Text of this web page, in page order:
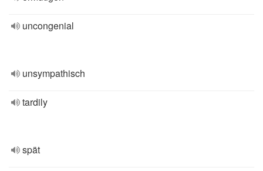
uncongenial
unsympathisch
tardily
spät